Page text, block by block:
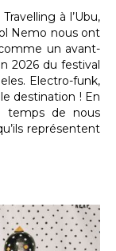
à l’Ubu,
Nemo nous ont
un avant-
2026 du festival
Electro-funk,
destination ! En
temps de nous
représentent